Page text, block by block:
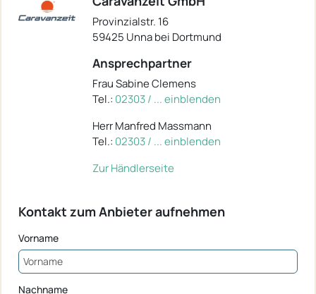
Provinzialstr. 16
59425 Unna bei Dortmund
Ansprechpartner
Frau Sabine Clemens
Tel.: 02303 / ... einblenden
Herr Manfred Massmann
Tel.: 02303 / ... einblenden
Zur Händlerseite
Kontakt zum Anbieter aufnehmen
Vorname
Nachname